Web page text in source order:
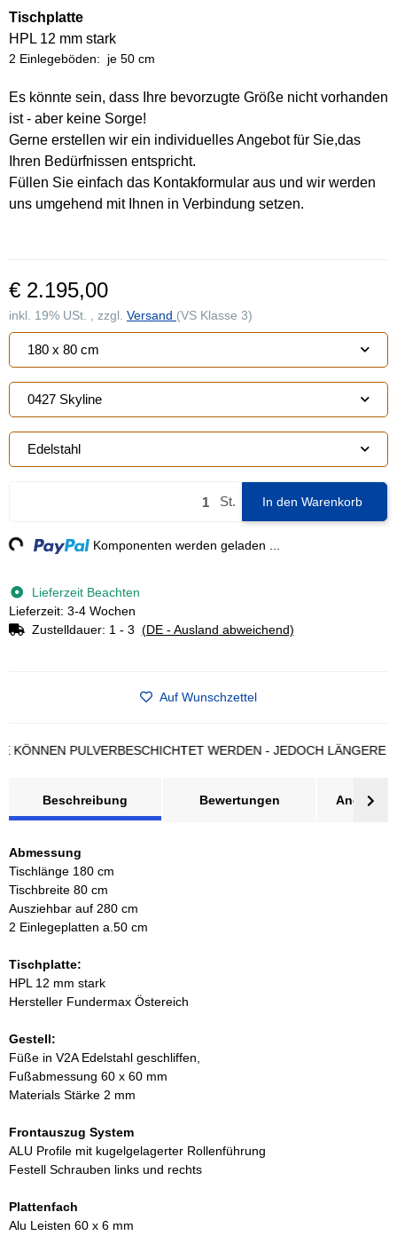
Tischplatte
HPL 12 mm stark
2 Einlegeböden: je 50 cm
Es könnte sein, dass Ihre bevorzugte Größe nicht vorhanden
ist - aber keine Sorge!
Gerne erstellen wir ein individuelles Angebot für Sie,das
Ihren Bedürfnissen entspricht.
Füllen Sie einfach das Kontakformular aus und wir werden
uns umgehend mit Ihnen in Verbindung setzen.
€ 2.195,00
inkl. 19% USt. , zzgl. Versand (VS Klasse 3)
180 x 80 cm
0427 Skyline
Edelstahl
St. In den Warenkorb
Komponenten werden geladen ...
Lieferzeit Beachten
Lieferzeit: 3-4 Wochen
Zustelldauer: 1 - 3 (DE - Ausland abweichend)
Auf Wunschzettel
PULVERBESCHICHTET WERDEN - JEDOCH LÄNGERE
Beschreibung Bewertungen Angebot
Abmessung
Tischlänge 180 cm
Tischbreite 80 cm
Ausziehbar auf 280 cm
2 Einlegeplatten a.50 cm
Tischplatte:
HPL 12 mm stark
Hersteller Fundermax Östereich
Gestell:
Füße in V2A Edelstahl geschliffen,
Fußabmessung 60 x 60 mm
Materials Stärke 2 mm
Frontauszug System
ALU Profile mit kugelgelagerter Rollenführung
Festell Schrauben links und rechts
Plattenfach
Alu Leisten 60 x 6 mm